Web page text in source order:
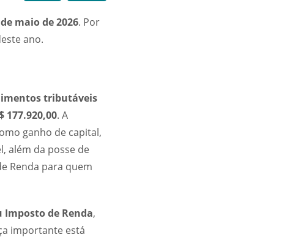
maio de 2026. Por
ano.
tributáveis
. A
ganho de capital,
além da posse de
Renda para quem
Imposto de Renda,
importante está